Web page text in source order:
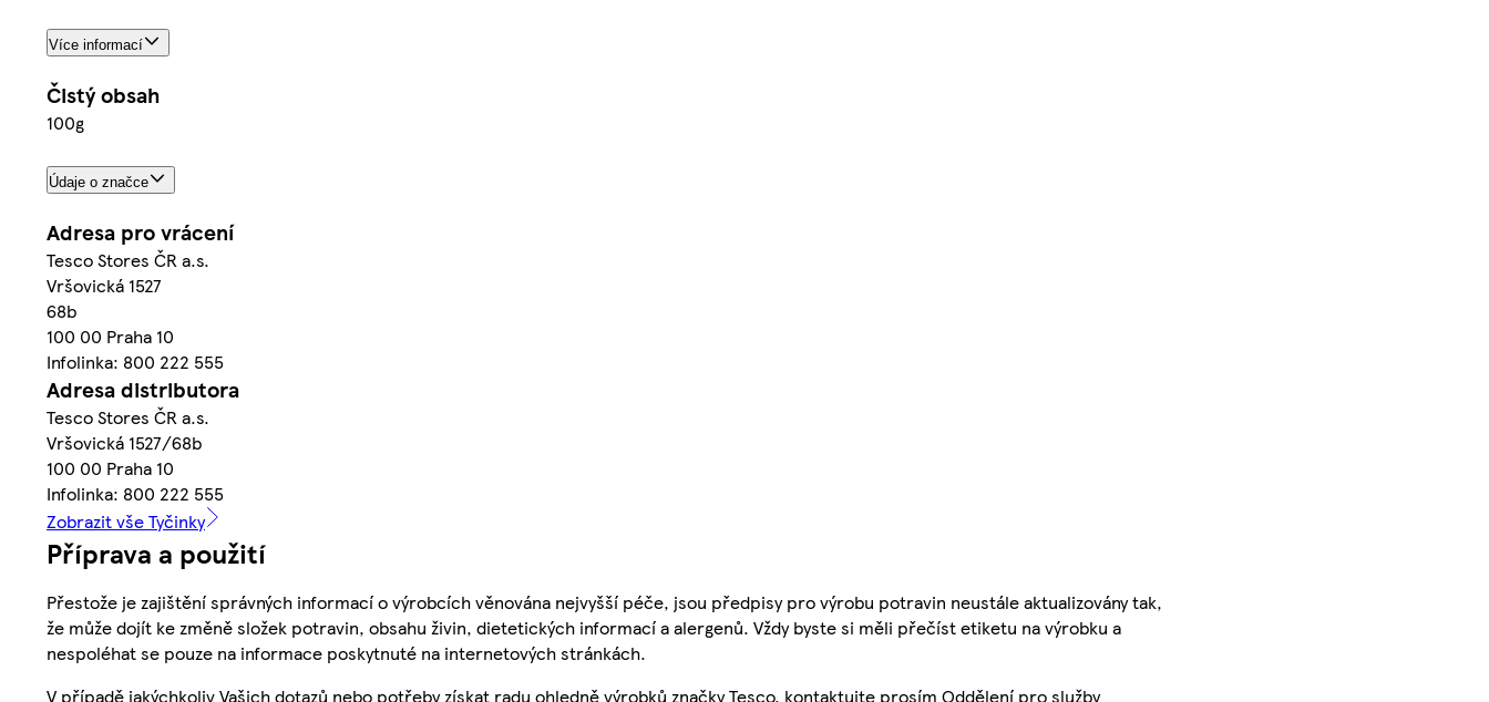
Více informací
Čistý obsah
100g
Údaje o značce
Adresa pro vrácení
Tesco Stores ČR a.s.
Vršovická 1527
68b
100 00 Praha 10
Infolinka: 800 222 555
Adresa distributora
Tesco Stores ČR a.s.
Vršovická 1527/68b
100 00 Praha 10
Infolinka: 800 222 555
Zobrazit vše Tyčinky
Příprava a použití
Přestože je zajištění správných informací o výrobcích věnována nejvyšší péče, jsou předpisy pro výrobu potravin neustále aktualizovány tak,
že může dojít ke změně složek potravin, obsahu živin, dietetických informací a alergenů. Vždy byste si měli přečíst etiketu na výrobku a
nespoléhat se pouze na informace poskytnuté na internetových stránkách.
V případě jakýchkoliv Vašich dotazů nebo potřeby získat radu ohledně výrobků značky Tesco, kontaktujte prosím Oddělení pro služby